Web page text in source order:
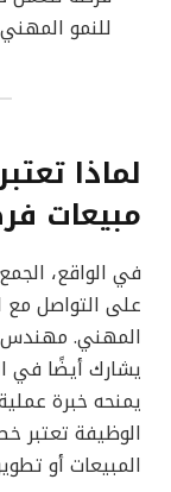
للنمو
لماذا
مبيعات
في الواقع،
على التواصل مع
المهني. مهندس
يشارك أيضًا في
يمنحه خبرة
الوظيفة تعتبر
المبيعات أو